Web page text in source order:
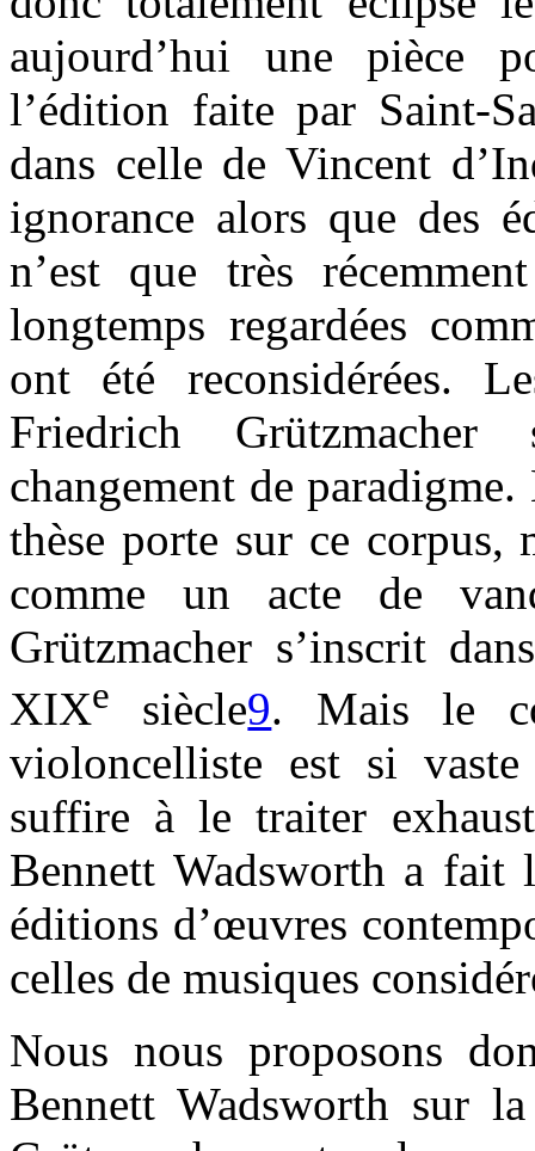
aujourd’hui une pièce
l’édition faite par Saint-
dans celle de Vincent
ignorance alors que des
n’est que très
longtemps regardées
ont été reconsidérées.
Friedrich
changement de
thèse porte sur ce corpus,
comme un acte de
Grützmacher s’inscrit
XIXe siècle9. Mais le
violoncelliste est si
suffire à le traiter
Bennett Wadsworth a fait
éditions d’œuvres
celles de musiques
Nous nous proposons
Bennett Wadsworth sur